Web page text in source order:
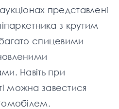
представлені
з крутим
спицевими
Навіть при
можна завестися